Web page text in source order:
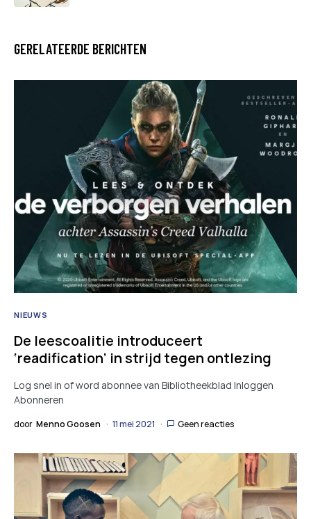
GERELATEERDE BERICHTEN
NIEUWS
De leescoalitie introduceert
‘readification’ in strijd tegen ontlezing
Log snel in of word abonnee van Bibliotheekblad Inloggen
Abonneren
door Menno Goosen 11 mei 2021 Geen reacties